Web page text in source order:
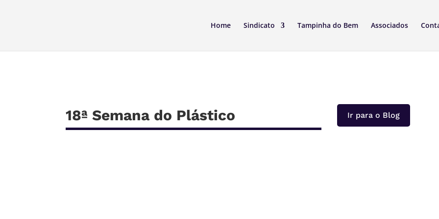
Home Sindicato Tampinha do Bem Associados
18ª Semana do Plástico Ir para o Blog